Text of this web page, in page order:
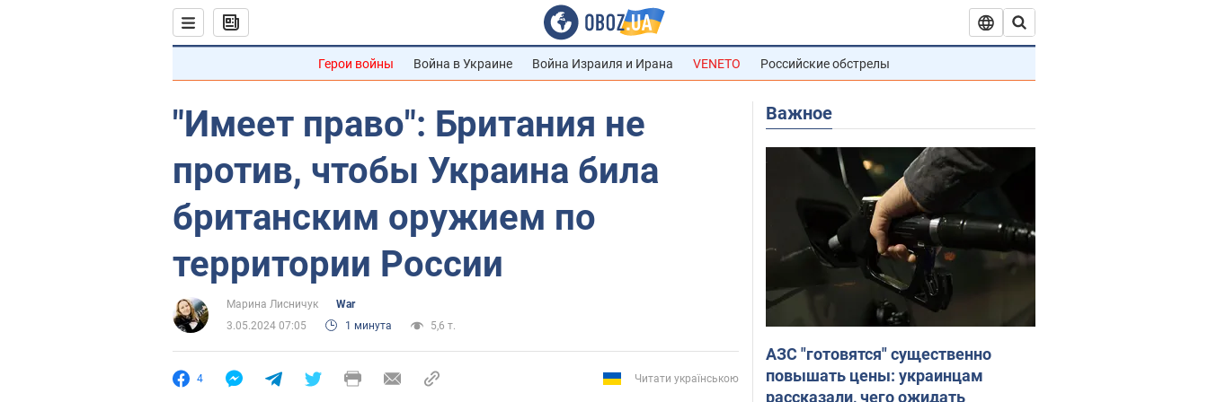
Герои войны Война в Украине Война Израиля и Ирана VENETO Российские обстрелы
"Имеет право": Британия не
против, чтобы Украина била
британским оружием по
территории России
Марина Лисничук
War
3.05.2024 07:05
1 минута 5,6 т.
4 Читати українською
Важное
АЗС "готовятся" существенно
повышать цены: украинцам
рассказали, чего ожидать